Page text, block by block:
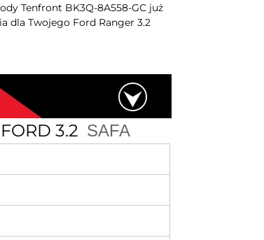
Tenfront BK3Q-8A558-GC już
dla Twojego Ford Ranger 3.2
3.2 SAFA